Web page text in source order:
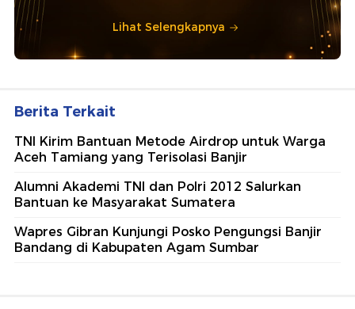
Lihat Selengkapnya
Berita Terkait
TNI Kirim Bantuan Metode Airdrop untuk Warga
Aceh Tamiang yang Terisolasi Banjir
Alumni Akademi TNI dan Polri 2012 Salurkan
Bantuan ke Masyarakat Sumatera
Wapres Gibran Kunjungi Posko Pengungsi Banjir
Bandang di Kabupaten Agam Sumbar